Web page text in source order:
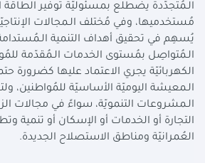
الـمُتجدّدة يضطلع بمسئوليّة توفير الطاقة
مُستخدميها، وفي مُختلف الـمجالات
يُسهِم في تحقيق أهداف التنمية
الـمُتواصِل بمُستوى الخدمات الـمُقدّمة
الكهربائيّة يجري الاعتماد عليها كضرورة
الـمعيشة اليوميّة الأساسيّة للمُواطنين،
الـمشروعات التنمويّة، سواءً في مجالات
التجارة أو الخدمات أو الإسكان أو تنمية
العُمرانيّة ومناطق الاستصلاح الجديدة.